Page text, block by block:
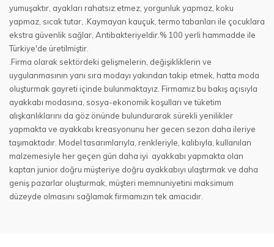
yumuşaktır, ayakları rahatsız etmez, yorgunluk yapmaz, koku
yapmaz, sıcak tutar, .Kaymayan kauçuk, termo tabanları ile çocuklara
ekstra güvenlik sağlar, Antibakteriyeldir.% 100 yerli hammadde ile
Türkiye'de üretilmiştir.
.Firma olarak sektördeki gelişmelerin, değişikliklerin ve
uygulanmasının yanı sıra modayı yakından takip etmek, hatta moda
oluşturmak gayreti içinde bulunmaktayız. Firmamız bu bakış açısıyla
ayakkabı modasına, sosya-ekonomik koşulları ve tüketim
alışkanlıklarını da göz önünde bulundurarak sürekli yenilikler
yapmakta ve ayakkabı kreasyonunu her gecen sezon daha ileriye
taşımaktadır. Model tasarımlarıyla, renkleriyle, kalıbıyla, kullanılan
malzemesiyle her geçen gün daha iyi ayakkabı yapmakta olan
kaptan junior doğru müşteriye doğru ayakkabıyı ulaştırmak ve daha
geniş pazarlar oluşturmak, müşteri memnuniyetini maksimum
düzeyde olmasını sağlamak firmamızın tek amacıdır.